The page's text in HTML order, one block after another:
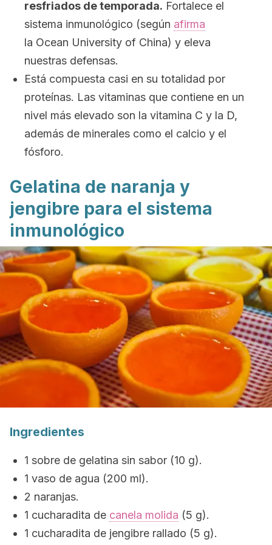
resfriados de temporada. Fortalece el
sistema inmunológico (según afirma
la Ocean University of China) y eleva
nuestras defensas.
Está compuesta casi en su totalidad por
proteínas. Las vitaminas que contiene en un
nivel más elevado son la vitamina C y la D,
además de minerales como el calcio y el
fósforo.
Gelatina de naranja y
jengibre para el sistema
inmunológico
Ingredientes
1 sobre de gelatina sin sabor (10 g).
1 vaso de agua (200 ml).
2 naranjas.
1 cucharadita de canela molida (5 g).
1 cucharadita de jengibre rallado (5 g).